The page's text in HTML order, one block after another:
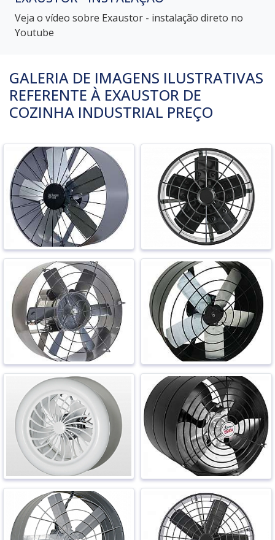
Veja o vídeo sobre Exaustor - instalação direto no
Youtube
GALERIA DE IMAGENS ILUSTRATIVAS
REFERENTE À EXAUSTOR DE
COZINHA INDUSTRIAL PREÇO